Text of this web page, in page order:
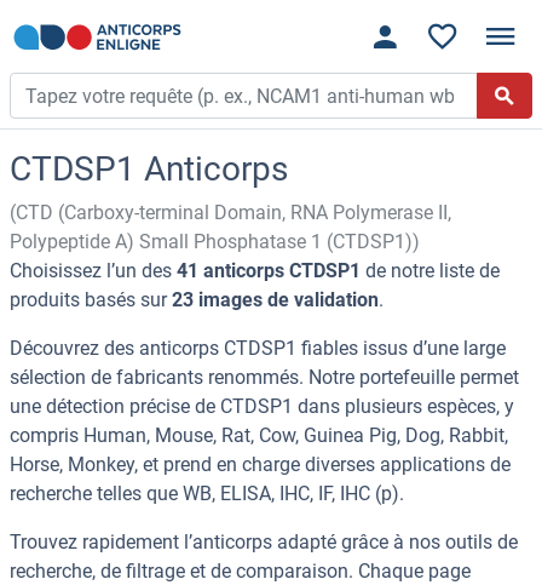
CTDSP1 Anticorps
(CTD (Carboxy-terminal Domain, RNA Polymerase II,
Polypeptide A) Small Phosphatase 1 (CTDSP1))
Choisissez l’un des 41 anticorps CTDSP1 de notre liste de
produits basés sur23 images de validation.
Découvrez des anticorps CTDSP1 fiables issus d’une large
sélection de fabricants renommés. Notre portefeuille permet
une détection précise de CTDSP1 dans plusieurs espèces, y
compris Human, Mouse, Rat, Cow, Guinea Pig, Dog, Rabbit,
Horse, Monkey, et prend en charge diverses applications de
recherche telles que WB, ELISA, IHC, IF, IHC (p).
Trouvez rapidement l’anticorps adapté grâce à nos outils de
recherche, de filtrage et de comparaison. Chaque page